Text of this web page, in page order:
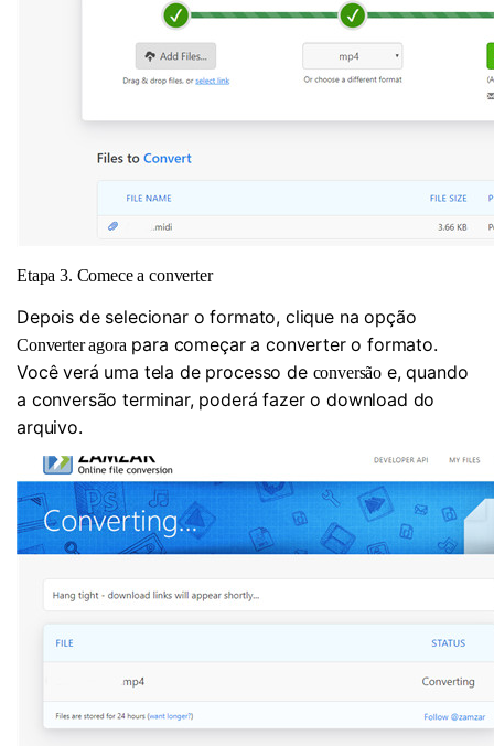
Etapa 3. Comece a converter
Depois de selecionar o formato, clique na opção
Converter agora para começar a converter o formato.
Você verá uma tela de processo de conversão e, quando
a conversão terminar, poderá fazer o download do
arquivo.